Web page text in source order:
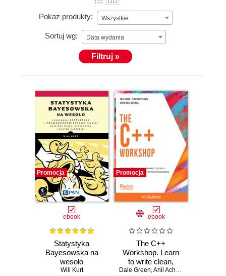
Pokaż produkty: Wszystkie
Sortuj wg: Data wydania
Filtruj »
Promocja
ebook
Statystyka
Bayesowska na
wesoło
Will Kurt
Promocja
ebook
The C++
Workshop. Learn
to write clean,
maintainable code
Dale Green,Anil Achary